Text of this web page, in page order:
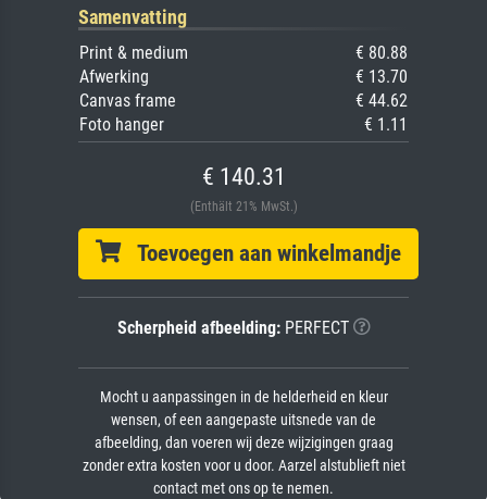
Samenvatting
Print & medium
€ 80.88
Afwerking
€ 13.70
Canvas frame
€ 44.62
Foto hanger
€ 1.11
€ 140.31
(Enthält 21% MwSt.)
Toevoegen aan winkelmandje
Scherpheid afbeelding:PERFECT
Mocht u aanpassingen in de helderheid en kleur
wensen, of een aangepaste uitsnede van de
afbeelding, dan voeren wij deze wijzigingen graag
zonder extra kosten voor u door. Aarzel alstublieft niet
contact met ons op te nemen.